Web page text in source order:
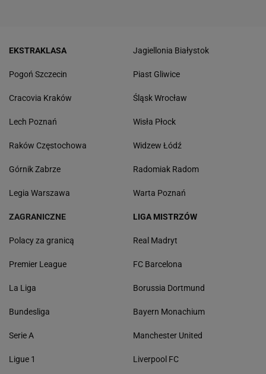
EKSTRAKLASA
Pogoń Szczecin
Cracovia Kraków
Lech Poznań
Raków Częstochowa
Górnik Zabrze
Legia Warszawa
Jagiellonia Białystok
Piast Gliwice
Śląsk Wrocław
Wisła Płock
Widzew Łódź
Radomiak Radom
Warta Poznań
ZAGRANICZNE
Polacy za granicą
Premier League
La Liga
Bundesliga
Serie A
Ligue 1
LIGA MISTRZÓW
Real Madryt
FC Barcelona
Borussia Dortmund
Bayern Monachium
Manchester United
Liverpool FC